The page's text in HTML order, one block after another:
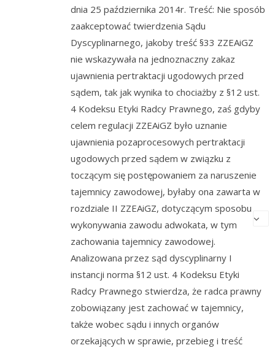
dnia 25 października 2014r. Treść: Nie sposób
zaakceptować twierdzenia Sądu
Dyscyplinarnego, jakoby treść §33 ZZEAiGZ
nie wskazywała na jednoznaczny zakaz
ujawnienia pertraktacji ugodowych przed
sądem, tak jak wynika to chociażby z §12 ust.
4 Kodeksu Etyki Radcy Prawnego, zaś gdyby
celem regulacji ZZEAiGZ było uznanie
ujawnienia pozaprocesowych pertraktacji
ugodowych przed sądem w związku z
toczącym się postępowaniem za naruszenie
tajemnicy zawodowej, byłaby ona zawarta w
rozdziale II ZZEAiGZ, dotyczącym sposobu
wykonywania zawodu adwokata, w tym
zachowania tajemnicy zawodowej.
Analizowana przez sąd dyscyplinarny I
instancji norma §12 ust. 4 Kodeksu Etyki
Radcy Prawnego stwierdza, że radca prawny
zobowiązany jest zachować w tajemnicy,
także wobec sądu i innych organów
orzekających w sprawie, przebieg i treść